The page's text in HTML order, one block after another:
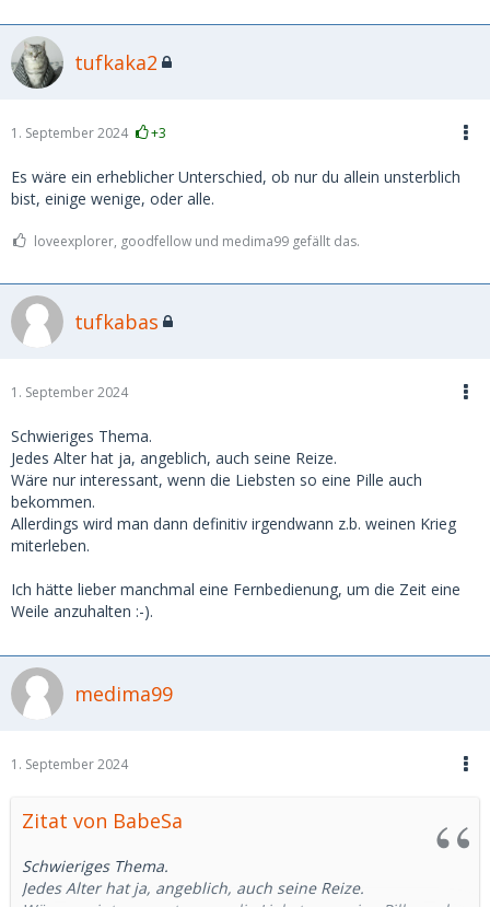
tufkaka2
1. September 2024 +3
Es wäre ein erheblicher Unterschied, ob nur du allein unsterblich
bist, einige wenige, oder alle.
loveexplorer, goodfellow und medima99 gefällt das.
tufkabas
1. September 2024
Schwieriges Thema.
Jedes Alter hat ja, angeblich, auch seine Reize.
Wäre nur interessant, wenn die Liebsten so eine Pille auch
bekommen.
Allerdings wird man dann definitiv irgendwann z.b. weinen Krieg
miterleben.
Ich hätte lieber manchmal eine Fernbedienung, um die Zeit eine
Weile anzuhalten :-).
medima99
1. September 2024
Zitat von BabeSa
Schwieriges Thema.
Jedes Alter hat ja, angeblich, auch seine Reize.